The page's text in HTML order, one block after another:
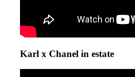
Karl x Chanel in estate